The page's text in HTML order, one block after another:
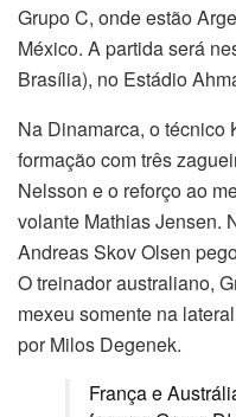
Grupo C, onde estão
México. A partida será
Brasília), no Estádio
Na Dinamarca, o técnico
formação com três
Nelsson e o reforço ao
volante Mathias Jensen.
Andreas Skov Olsen
O treinador australiano,
mexeu somente na
por Milos Degenek.
França e